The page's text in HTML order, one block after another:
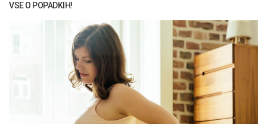
VSE O POPADKIH!